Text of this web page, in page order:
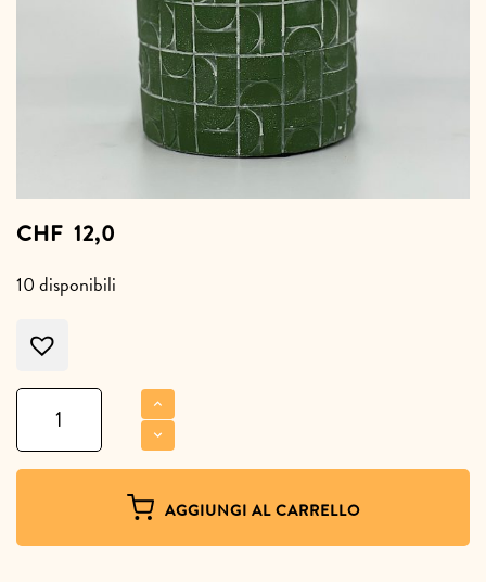
CHF 12,0
10 disponibili
Minipot
Metric
D12.5
AGGIUNGI AL CARRELLO